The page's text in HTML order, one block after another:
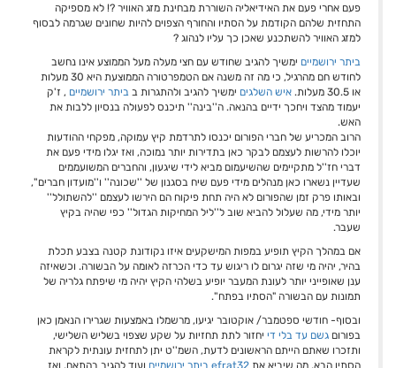
פעם אחרי פעם את האידיאליה השוררת מבחינת מזג האוויר ?! לא מספיקה
התחזית שלהם הקודמת על הסתיו והחורף הצפוים להיות שחונים שגרמה לבסוף
למזג האוויר להשתכנע שאכן כך עליו לנהוג ?
ביתר ירושמיים ימשיך להגיב שחודש עם חצי מעלה מעל הממוצע אינו נחשב
לחודש חם מהרגיל, כי מה זה משנה אם הטמפרטורה הממוצעת היא 30 מעלות
או 30.5 מעלות.
איש השלגים ימשיך להגיב ולהתגרות ב ביתר ירושמיים , ז'ק
יעמוד מהצד ויחכך ידיים בהנאה. ה''בינה'' תיכנס לפעולה בנסיון ללבות את
האש.
הרוב המכריע של חברי הפורום יכנסו לתרדמת קיץ עמוקה, מפקחי ההודעות
יוכלו להרשות לעצמם לבקר כאן בתדירות יותר נמוכה, ואז יגלו מידי פעם את
דברי חז''ל מתקיימים שהשיעמום מביא לידי שיגעון, והחברים המשועממים
שעדיין נשארו כאן מנהלים מידי פעם שיח בסגנון של ''שכונה'' ו''מועדון חברים'',
ובאותו פרק זמן שהפורום לא היה תחת פיקוח הם הירשו לעצמם ''להשתולל''
יותר מידי, מה שעלול להביא שוב ל''ליל המחיקות הגדול'' כפי שהיה בקיץ
שעבר.
אם במהלך הקיץ תופיע במפות המישקעים איזו נקודונת קטנה בצבע תכלת
בהיר, יהיה מי שזה יגרום לו ריגוש עד כדי הכרזה לאומה על הבשורה. וכשאיזה
ענן שאופייני יותר לעונת המעבר יופיע בשלהי הקיץ יהיה מי שיפתח גלריה של
תמונות עם הבשורה "הסתיו בפתח''.
ובסוף- חודשי ספטמבר/ אוקטובר יגיעו, מרשמלו באמצעות שגרירו הנאמן כאן
בפורום גשם עד בלי די יחזור לתת תחזיות על שקע שצפוי בשליש השלישי,
ותזכרו שאתם הייתם הראשונים לדעת, השמ''ט יתן לתחזית עונתית לקראת
הסתיו הבא, מה שיביא את efrat32 ביתר ירושמיים ועוד להגיב בהתאם, ואז